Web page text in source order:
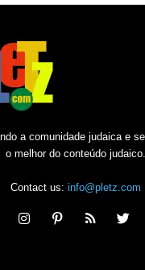
a comunidade judaica e
o melhor do conteúdo judaico.
Contact us: info@pletz.com